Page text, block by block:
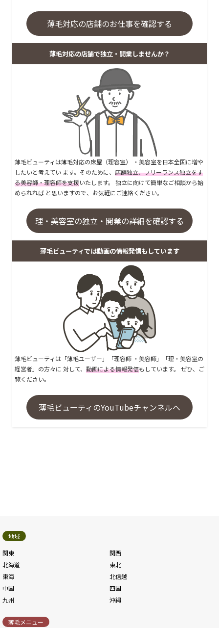
薄毛対応の店舗のお仕事を確認する
薄毛対応の店舗で独立・開業しませんか？
薄毛ビューティは薄毛対応の床屋（理容室） ・美容室を日本全国に増や
したいと考えてい ます。そのために、 店舗独立、フリーランス独立をす
る美容師・理容師を支援いたします。 独立に向けて簡単なご相談から始
められれば と思いますので、お気軽にご連絡ください。
理・美容室の独立・開業の詳細を確認する
薄毛ビューティでは動画の情報発信もしています
薄毛ビューティは「薄毛ユーザー」「理容師 ・美容師」「理・美容室の
経営者」の方々に 対して、 動画による情報発信もしています。 ぜひ、ご
覧ください。
薄毛ビューティのYouTubeチャンネルへ
地域
関東
関西
北海道
東北
東海
北信越
中国
四国
九州
沖縄
薄毛メニュー